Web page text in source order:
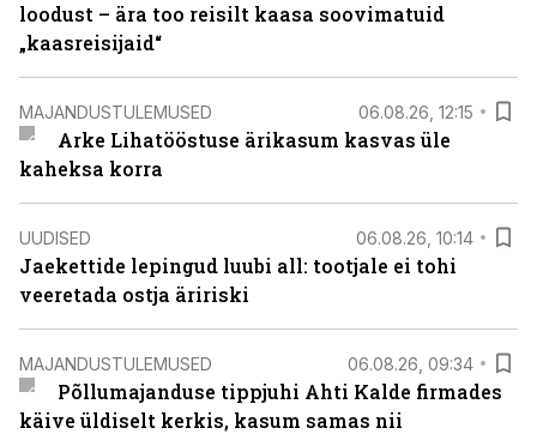
loodust – ära too reisilt kaasa soovimatuid
„kaasreisijaid“
MAJANDUSTULEMUSED 06.08.26, 12:15
Arke Lihatööstuse ärikasum kasvas üle
kaheksa korra
UUDISED 06.08.26, 10:14
Jaekettide lepingud luubi all: tootjale ei tohi
veeretada ostja äririski
MAJANDUSTULEMUSED 06.08.26, 09:34
Põllumajanduse tippjuhi Ahti Kalde firmades
käive üldiselt kerkis, kasum samas nii